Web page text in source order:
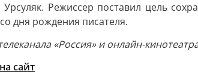
Режиссер поставил цель
дня рождения писателя.
«Россия» и онлайн-
сайт